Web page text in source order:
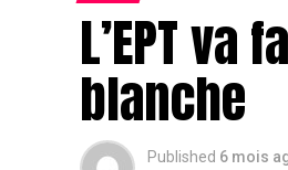
L’EPT
blanche
Published 6 mois